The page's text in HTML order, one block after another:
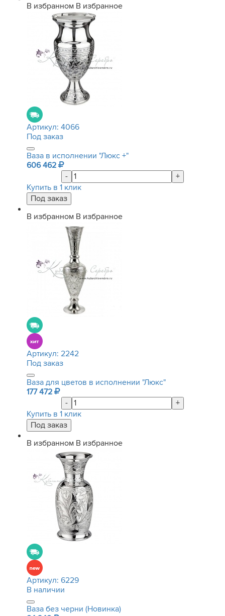
В избранном В избранное
Артикул: 4066
Под заказ
Ваза в исполнении "Люкс +"
606 462
-
+
Купить в 1 клик
В избранном В избранное
Артикул: 2242
Под заказ
Ваза для цветов в исполнении "Люкс"
177 472
-
+
Купить в 1 клик
В избранном В избранное
Артикул: 6229
В наличии
Ваза без черни (Новинка)